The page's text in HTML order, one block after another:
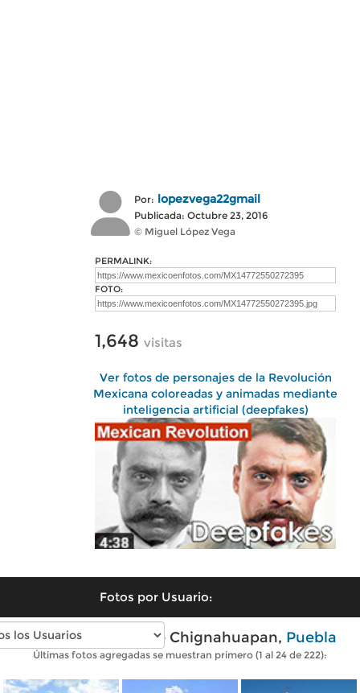
Por: lopezvega22gmail
Publicada: Octubre 23, 2016
© Miguel López Vega
PERMALINK:
FOTO:
1,648 visitas
Ver fotos de personajes de la Revolución
Mexicana coloreadas y animadas mediante
inteligencia artificial (deepfakes)
Fotos por Usuario:
Fotos modernas de Chignahuapan, Puebla
Últimas fotos agregadas se muestran primero (1 al 24 de 222):